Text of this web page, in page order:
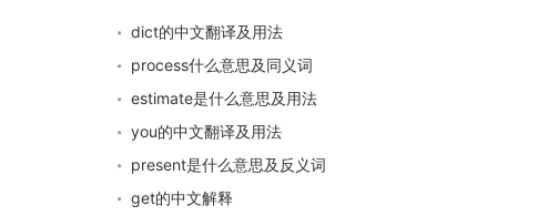
dict的中文翻译及用法
process什么意思及同义词
estimate是什么意思及用法
you的中文翻译及用法
present是什么意思及反义词
get的中文解释